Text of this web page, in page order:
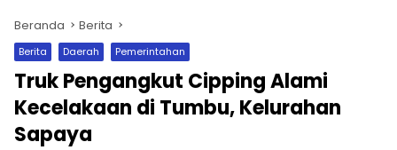
Beranda Berita
Berita Daerah Pemerintahan
Truk Pengangkut Cipping Alami
Kecelakaan di Tumbu, Kelurahan
Sapaya